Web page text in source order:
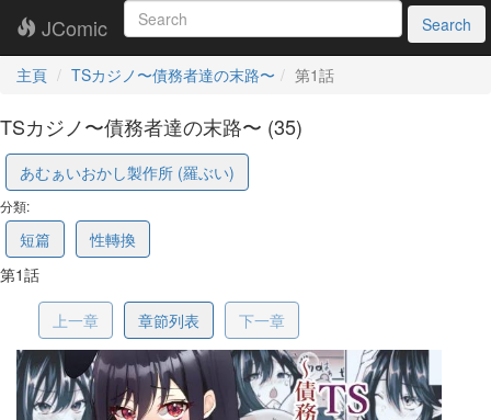
JComic Search
主頁 TSカジノ〜債務者達の末路〜 第1話
TSカジノ〜債務者達の末路〜 (35)
あむぁいおかし製作所 (羅ぶい)
分類:
短篇
性轉換
第1話
上一章 章節列表 下一章